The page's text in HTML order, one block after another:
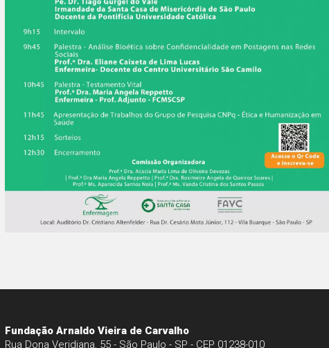
Fundação Arnaldo Vieira de Carvalho
Rua Dona Veridiana, 55 - São Paulo - SP - CEP 01238-010